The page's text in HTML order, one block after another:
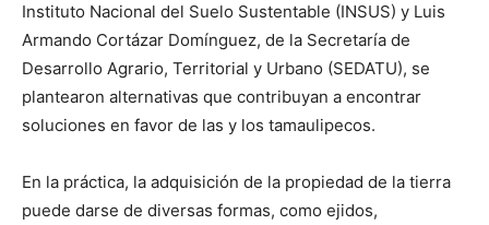
Instituto Nacional del Suelo Sustentable (INSUS) y Luis
Armando Cortázar Domínguez, de la Secretaría de
Desarrollo Agrario, Territorial y Urbano (SEDATU), se
plantearon alternativas que contribuyan a encontrar
soluciones en favor de las y los tamaulipecos.
En la práctica, la adquisición de la propiedad de la tierra
puede darse de diversas formas, como ejidos,